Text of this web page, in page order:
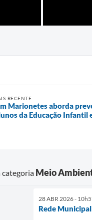
RECENTE
Marionetes aborda
da Educação Infantil
categoria Meio
28 ABR 2026 -
Rede